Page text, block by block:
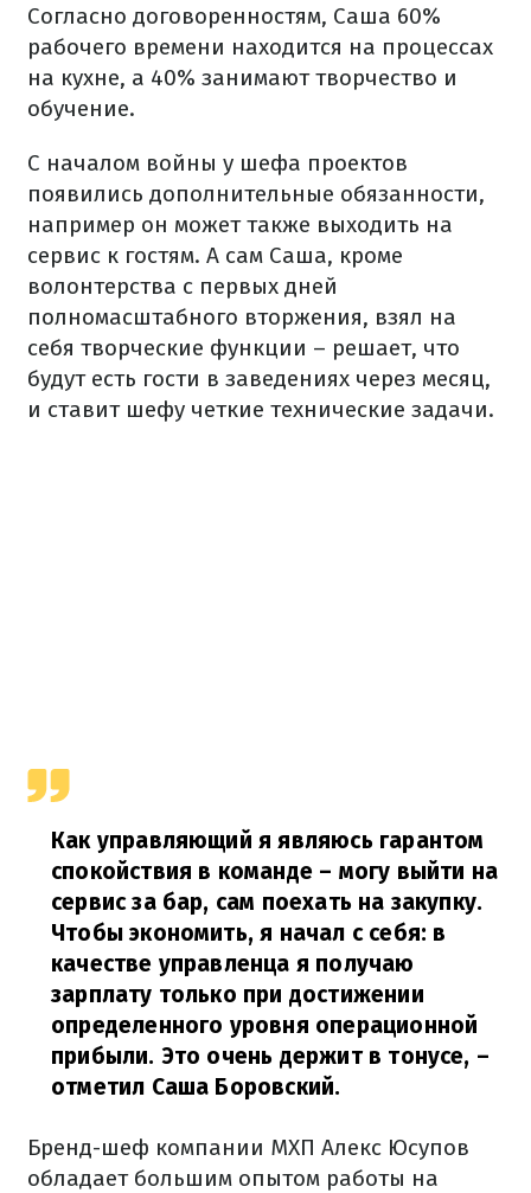
Согласно договоренностям, Саша 60%
рабочего времени находится на процессах
на кухне, а 40% занимают творчество и
обучение.
С началом войны у шефа проектов
появились дополнительные обязанности,
например он может также выходить на
сервис к гостям. А сам Саша, кроме
волонтерства с первых дней
полномасштабного вторжения, взял на
себя творческие функции – решает, что
будут есть гости в заведениях через месяц,
и ставит шефу четкие технические задачи.
Как управляющий я являюсь гарантом
спокойствия в команде – могу выйти на
сервис за бар, сам поехать на закупку.
Чтобы экономить, я начал с себя: в
качестве управленца я получаю
зарплату только при достижении
определенного уровня операционной
прибыли. Это очень держит в тонусе, –
отметил Саша Боровский.
Бренд-шеф компании МХП Алекс Юсупов
обладает большим опытом работы на